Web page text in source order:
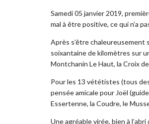
Samedi 05 janvier 2019,
mal à être positive, ce qui n’a
Après s’être
soixantaine de kilomètres sur
Montchanin Le Haut, la Croix
Pour les 13 vététistes (tous
pensée amicale pour Joël
Essertenne, la Coudre, le
Une agréable virée, bien à